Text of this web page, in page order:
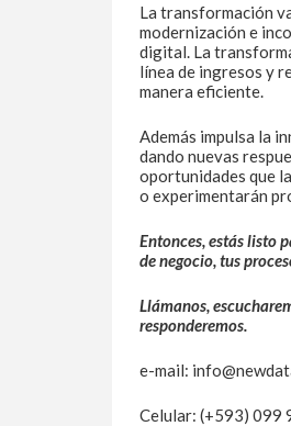
La transformación
modernización e
digital. La
línea de ingresos y
manera eficiente.
Además impulsa la
dando nuevas
oportunidades que
o experimentarán
Entonces, estás listo
de negocio, tus
Llámanos,
responderemos.
e-mail:
Celular: (+593) 099